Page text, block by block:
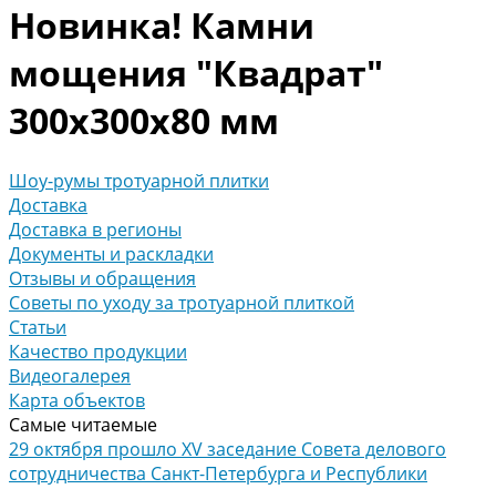
Новинка! Камни
мощения "Квадрат"
300х300х80 мм
Шоу-румы тротуарной плитки
Доставка
Доставка в регионы
Документы и раскладки
Отзывы и обращения
Советы по уходу за тротуарной плиткой
Статьи
Качество продукции
Видеогалерея
Карта объектов
Самые читаемые
29 октября прошло XV заседание Совета делового
сотрудничества Санкт-Петербурга и Республики